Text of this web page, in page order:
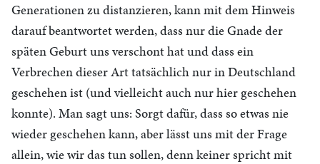
Generationen zu distanzieren, kann mit dem Hinweis
darauf beantwortet werden, dass nur die Gnade der
späten Geburt uns verschont hat und dass ein
Verbrechen dieser Art tatsächlich nur in Deutschland
geschehen ist (und vielleicht auch nur hier geschehen
konnte). Man sagt uns: Sorgt dafür, dass so etwas nie
wieder geschehen kann, aber lässt uns mit der Frage
allein, wie wir das tun sollen, denn keiner spricht mit